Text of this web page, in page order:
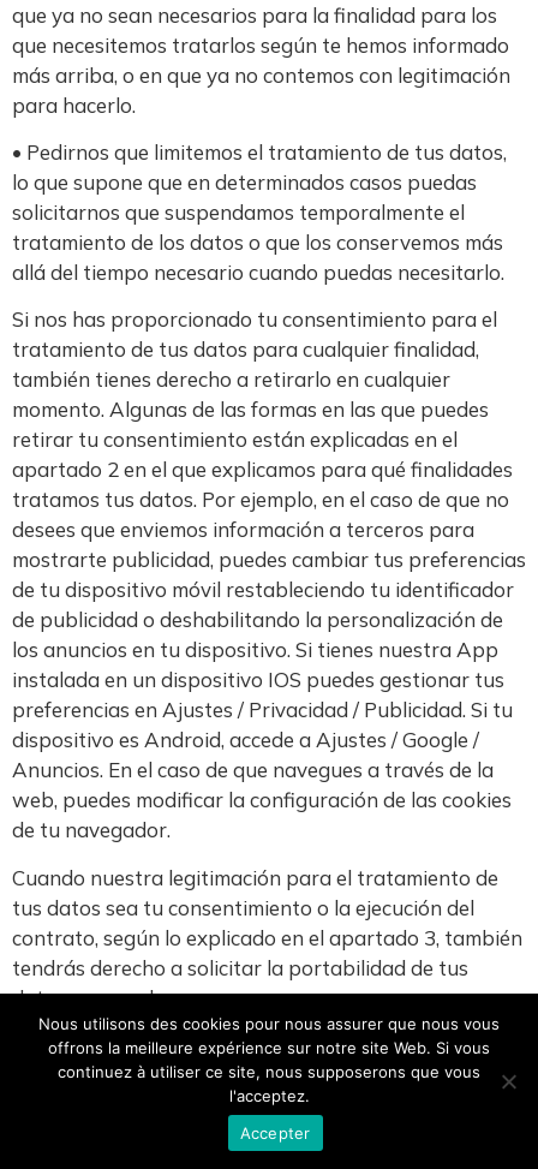
que ya no sean necesarios para la finalidad para los
que necesitemos tratarlos según te hemos informado
más arriba, o en que ya no contemos con legitimación
para hacerlo.
• Pedirnos que limitemos el tratamiento de tus datos,
lo que supone que en determinados casos puedas
solicitarnos que suspendamos temporalmente el
tratamiento de los datos o que los conservemos más
allá del tiempo necesario cuando puedas necesitarlo.
Si nos has proporcionado tu consentimiento para el
tratamiento de tus datos para cualquier finalidad,
también tienes derecho a retirarlo en cualquier
momento. Algunas de las formas en las que puedes
retirar tu consentimiento están explicadas en el
apartado 2 en el que explicamos para qué finalidades
tratamos tus datos. Por ejemplo, en el caso de que no
desees que enviemos información a terceros para
mostrarte publicidad, puedes cambiar tus preferencias
de tu dispositivo móvil restableciendo tu identificador
de publicidad o deshabilitando la personalización de
los anuncios en tu dispositivo. Si tienes nuestra App
instalada en un dispositivo IOS puedes gestionar tus
preferencias en Ajustes / Privacidad / Publicidad. Si tu
dispositivo es Android, accede a Ajustes / Google /
Anuncios. En el caso de que navegues a través de la
web, puedes modificar la configuración de las cookies
de tu navegador.
Cuando nuestra legitimación para el tratamiento de
tus datos sea tu consentimiento o la ejecución del
contrato, según lo explicado en el apartado 3, también
tendrás derecho a solicitar la portabilidad de tus
datos personales.
Esto significa que tendrás derecho a recibir los datos
personales que nos hayas facilitado en un formato
estructurado, de uso común y legible por una máquina,
para poder transmitirlo a otra entidad directamente,
Nous utilisons des cookies pour nous assurer que nous vous
offrons la meilleure expérience sur notre site Web. Si vous
continuez à utiliser ce site, nous supposerons que vous
l'acceptez.
Accepter